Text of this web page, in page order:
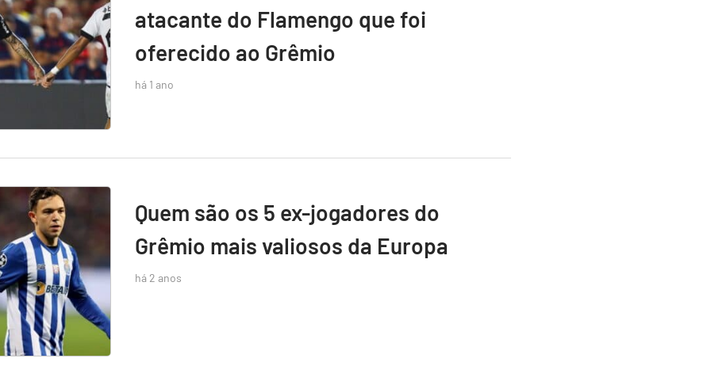
atacante do Flamengo que foi
oferecido ao Grêmio
há 1 ano
Quem são os 5 ex-jogadores do
Grêmio mais valiosos da Europa
há 2 anos